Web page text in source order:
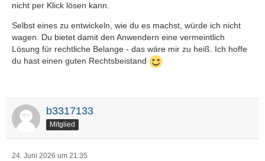
nicht per Klick lösen kann.
Selbst eines zu entwickeln, wie du es machst, würde ich nicht
wagen. Du bietet damit den Anwendern eine vermeintlich
Lösung für rechtliche Belange - das wäre mir zu heiß. Ich hoffe
du hast einen guten Rechtsbeistand
b3317133
Mitglied
24. Juni 2026 um 21:35